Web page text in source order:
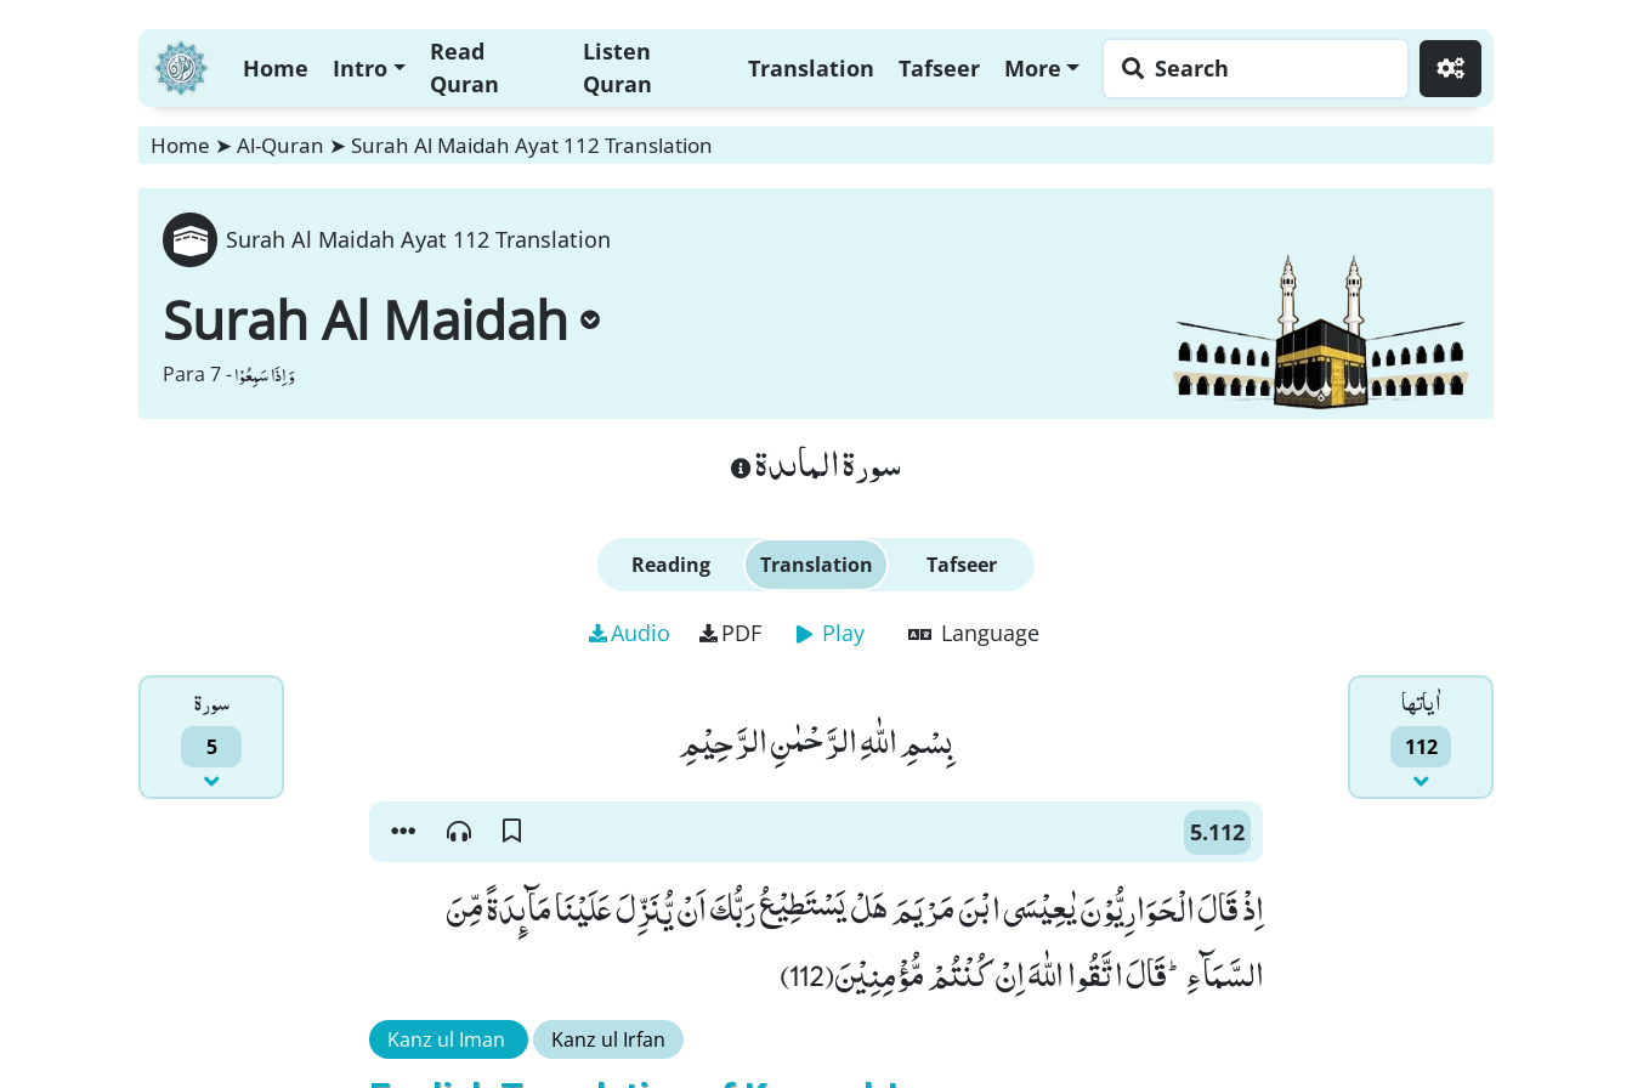
Home Intro
Read
Quran
Listen
Quran
Translation Tafseer More Search
Home ➤ Al-Quran ➤ Surah Al Maidah Ayat 112 Translation
Surah Al Maidah Ayat 112 Translation
Surah Al Maidah
Para 7 -وَ اِذَا سَمِعُوْا
سورة الماىدة
Reading Translation Tafseer
Audio PDF Play Language
سورۃ
5
اٰياتها
112 بِسْمِ اللّٰهِ الرَّحْمٰنِ الرَّحِیْمِ
5.112
اِذْ قَالَ الْحَوَارِیُّوْنَ یٰعِیْسَى ابْنَ مَرْیَمَ هَلْ یَسْتَطِیْعُ رَبُّكَ اَنْ یُّنَزِّلَ عَلَیْنَا مَآىٕدَةً مِّنَ
السَّمَآءِؕ-قَالَ اتَّقُوا اللّٰهَ اِنْ كُنْتُمْ مُّؤْمِنِیْنَ(112)
Kanz ul Iman Kanz ul Irfan